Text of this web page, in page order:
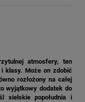
atmosfery, ten
klasy. Może on zdobić
rozłożony na całej
wyjątkowy dodatek do
sielskie popołudnia i